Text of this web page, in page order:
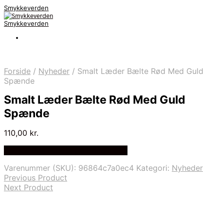
Smykkeverden
Smykkeverden
Forside / Nyheder / Smalt Læder Bælte Rød Med Guld
Spænde
Smalt Læder Bælte Rød Med Guld
Spænde
110,00 kr.
Varenummer (SKU): 96864c7a0ec4 Kategori: Nyheder
Previous Product
Next Product